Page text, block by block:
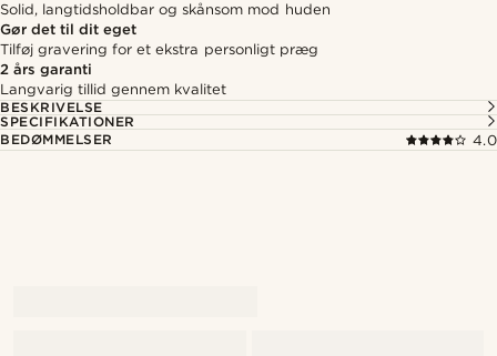
Solid, langtidsholdbar og skånsom mod huden
Gør det til dit eget
Tilføj gravering for et ekstra personligt præg
2 års garanti
Langvarig tillid gennem kvalitet
BESKRIVELSE
SPECIFIKATIONER
BEDØMMELSER
4.0